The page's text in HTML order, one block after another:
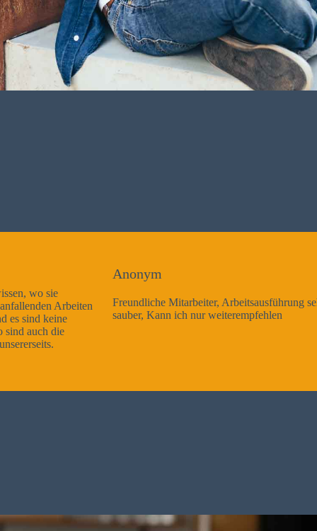
Freundliche Mitarbeiter, Arbeitsausführung sehr gut und sehr
sauber, Kann ich nur weiterempfehlen